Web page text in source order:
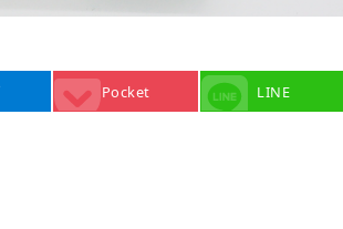
Pocket LINE